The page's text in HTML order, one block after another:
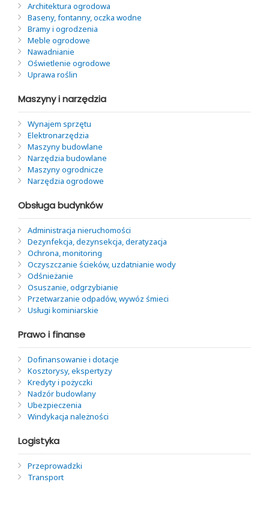
Architektura ogrodowa
Baseny, fontanny, oczka wodne
Bramy i ogrodzenia
Meble ogrodowe
Nawadnianie
Oświetlenie ogrodowe
Uprawa roślin
Maszyny i narzędzia
Wynajem sprzętu
Elektronarzędzia
Maszyny budowlane
Narzędzia budowlane
Maszyny ogrodnicze
Narzędzia ogrodowe
Obsługa budynków
Administracja nieruchomości
Dezynfekcja, dezynsekcja, deratyzacja
Ochrona, monitoring
Oczyszczanie ścieków, uzdatnianie wody
Odśnieżanie
Osuszanie, odgrzybianie
Przetwarzanie odpadów, wywóz śmieci
Usługi kominiarskie
Prawo i finanse
Dofinansowanie i dotacje
Kosztorysy, ekspertyzy
Kredyty i pożyczki
Nadzór budowlany
Ubezpieczenia
Windykacja należności
Logistyka
Przeprowadzki
Transport